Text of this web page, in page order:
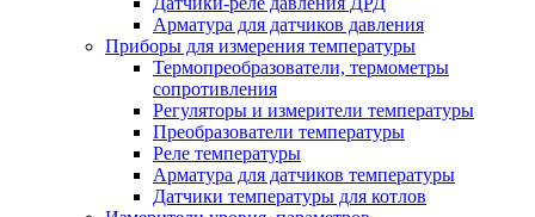
Арматура для датчиков давления
Приборы для измерения температуры
Термопреобразователи, термометры
сопротивления
Регуляторы и измерители температуры
Преобразователи температуры
Реле температуры
Арматура для датчиков температуры
Датчики температуры для котлов